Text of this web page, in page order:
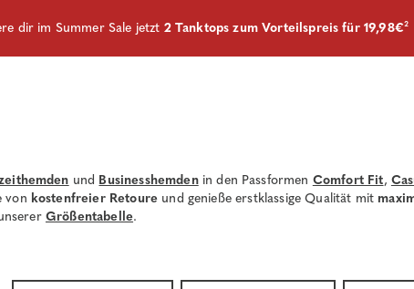
dir im Summer Sale jetzt 2 Tanktops zum Vorteilspreis für 19,98€²
und Businesshemden in den Passformen Comfort Fit,
von kostenfreier Retoure und genieße erstklassige Qualität mit
Größentabelle.